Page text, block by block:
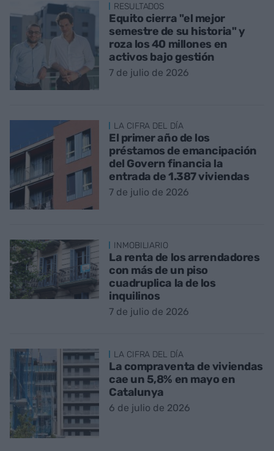
RESULTADOS
Equito cierra "el mejor
semestre de su historia" y
roza los 40 millones en
activos bajo gestión
7 de julio de 2026
LA CIFRA DEL DÍA
El primer año de los
préstamos de emancipación
del Govern financia la
entrada de 1.387 viviendas
7 de julio de 2026
INMOBILIARIO
La renta de los arrendadores
con más de un piso
cuadruplica la de los
inquilinos
7 de julio de 2026
LA CIFRA DEL DÍA
La compraventa de viviendas
cae un 5,8% en mayo en
Catalunya
6 de julio de 2026